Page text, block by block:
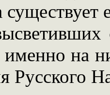
существует
на
Русского